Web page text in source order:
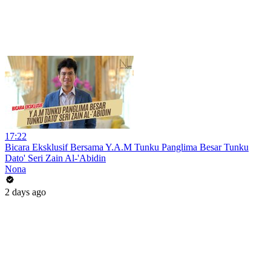
17:22
Bicara Eksklusif Bersama Y.A.M Tunku Panglima Besar Tunku
Dato' Seri Zain Al-'Abidin
Nona
2 days ago